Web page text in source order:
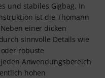
und stabiles Gigbag. In
ist die Thomann
einer dicken
sinnvolle Details wie
robuste
Anwendungsbereich
hohen